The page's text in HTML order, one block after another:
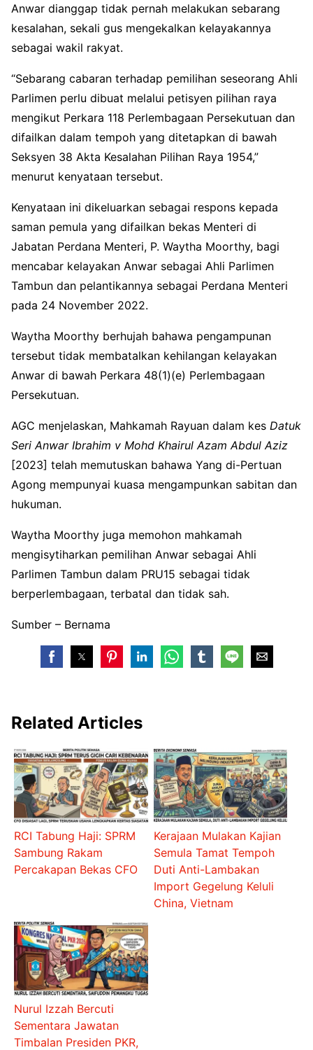
Anwar dianggap tidak pernah melakukan sebarang
kesalahan, sekali gus mengekalkan kelayakannya
sebagai wakil rakyat.
“Sebarang cabaran terhadap pemilihan seseorang Ahli
Parlimen perlu dibuat melalui petisyen pilihan raya
mengikut Perkara 118 Perlembagaan Persekutuan dan
difailkan dalam tempoh yang ditetapkan di bawah
Seksyen 38 Akta Kesalahan Pilihan Raya 1954,”
menurut kenyataan tersebut.
Kenyataan ini dikeluarkan sebagai respons kepada
saman pemula yang difailkan bekas Menteri di
Jabatan Perdana Menteri, P. Waytha Moorthy, bagi
mencabar kelayakan Anwar sebagai Ahli Parlimen
Tambun dan pelantikannya sebagai Perdana Menteri
pada 24 November 2022.
Waytha Moorthy berhujah bahawa pengampunan
tersebut tidak membatalkan kehilangan kelayakan
Anwar di bawah Perkara 48(1)(e) Perlembagaan
Persekutuan.
AGC menjelaskan, Mahkamah Rayuan dalam kes Datuk
Seri Anwar Ibrahim v Mohd Khairul Azam Abdul Aziz
[2023] telah memutuskan bahawa Yang di-Pertuan
Agong mempunyai kuasa mengampunkan sabitan dan
hukuman.
Waytha Moorthy juga memohon mahkamah
mengisytiharkan pemilihan Anwar sebagai Ahli
Parlimen Tambun dalam PRU15 sebagai tidak
berperlembagaan, terbatal dan tidak sah.
Sumber – Bernama
Related Articles
RCI Tabung Haji: SPRM
Sambung Rakam
Percakapan Bekas CFO
Kerajaan Mulakan Kajian
Semula Tamat Tempoh
Duti Anti-Lambakan
Import Gegelung Keluli
China, Vietnam
Nurul Izzah Bercuti
Sementara Jawatan
Timbalan Presiden PKR,